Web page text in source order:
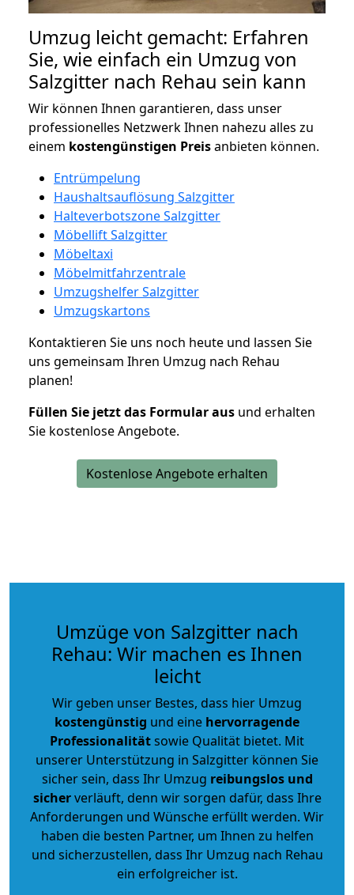
Umzug leicht gemacht: Erfahren
Sie, wie einfach ein Umzug von
Salzgitter nach Rehau sein kann
Wir können Ihnen garantieren, dass unser
professionelles Netzwerk Ihnen nahezu alles zu
einem kostengünstigen Preisanbieten können.
Entrümpelung
Haushaltsauflösung Salzgitter
Halteverbotszone Salzgitter
Möbellift Salzgitter
Möbeltaxi
Möbelmitfahrzentrale
Umzugshelfer Salzgitter
Umzugskartons
Kontaktieren Sie uns noch heute und lassen Sie
uns gemeinsam Ihren Umzug nach Rehau
planen!
Füllen Sie jetzt das Formular aus und erhalten
Sie kostenlose Angebote.
Kostenlose Angebote erhalten
Umzüge von Salzgitter nach
Rehau: Wir machen es Ihnen
leicht
Wir geben unser Bestes, dass hier Umzug
kostengünstig und eine hervorragende
Professionalitätsowie Qualität bietet. Mit
unserer Unterstützung in Salzgitter können Sie
sicher sein, dass Ihr Umzug reibungslos und
sicherverläuft, denn wir sorgen dafür, dass Ihre
Anforderungen und Wünsche erfüllt werden. Wir
haben die besten Partner, um Ihnen zu helfen
und sicherzustellen, dass Ihr Umzug nach Rehau
ein erfolgreicher ist.